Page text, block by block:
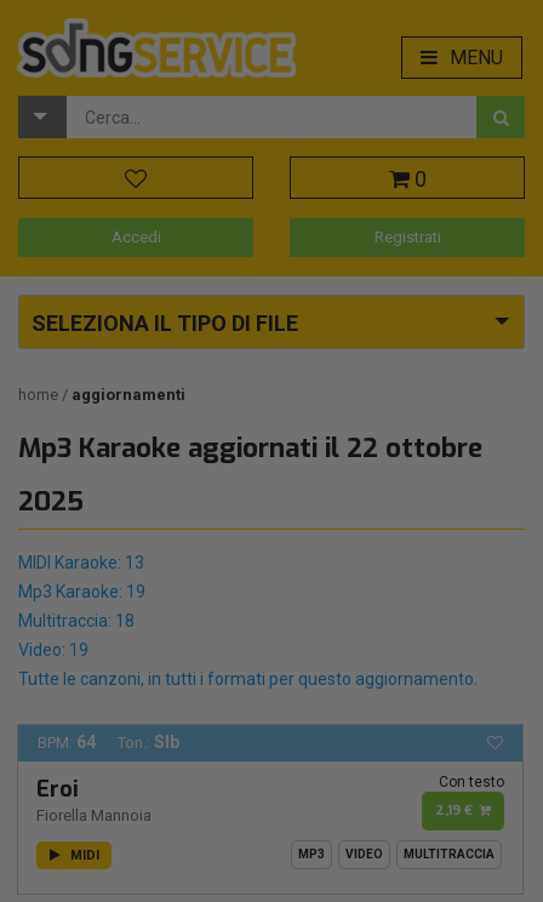
MENU
0
Accedi Registrati
SELEZIONA IL TIPO DI FILE
home aggiornamenti
Mp3 Karaoke aggiornati il 22 ottobre
2025
MIDI Karaoke: 13
Mp3 Karaoke: 19
Multitraccia: 18
Video: 19
Tutte le canzoni, in tutti i formati per questo aggiornamento.
BPM: 64 Ton.: SIb
Eroi
Fiorella Mannoia
Con testo
2,19 €
MIDI MP3 VIDEO MULTITRACCIA